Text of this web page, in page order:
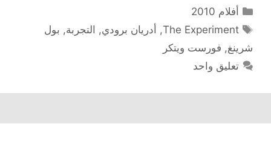
التصنيفات
أفلام 2010
الوسوم
The Experiment
, أدريان برودي, التجربة, بول
شرينغ, فورست ويتكر
تعليق واحد